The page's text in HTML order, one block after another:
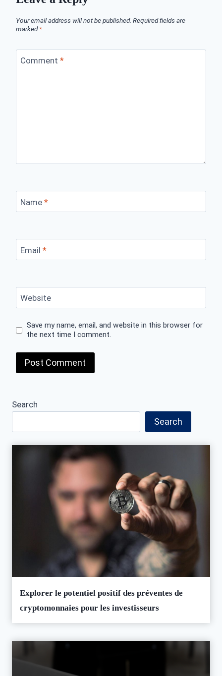
Your email address will not be published. Required fields are
marked*
Comment *
Name *
Email *
Website
Save my name, email, and website in this browser for
the next time I comment.
Search
Search
Explorer le potentiel positif des préventes de
cryptomonnaies pour les investisseurs